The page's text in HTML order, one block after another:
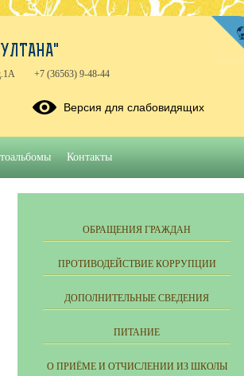
ОБРАЩЕНИЯ ГРАЖДАН
ПРОТИВОДЕЙСТВИЕ КОРРУПЦИИ
ДОПОЛНИТЕЛЬНЫЕ СВЕДЕНИЯ
ПИТАНИЕ
О ПРИЁМЕ И ОТЧИСЛЕНИИ ИЗ ШКОЛЫ
+7 (36563) 9-48-44
Версия для слабовидящих
Контакты